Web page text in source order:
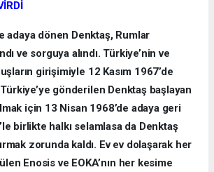
adaya dönen Denktaş, Rumlar
ve sorguya alındı. Türkiye’nin ve
girişimiyle 12 Kasım 1967’de
Türkiye’ye gönderilen Denktaş başlayan
için 13 Nisan 1968’de adaya geri
birlikte halkı selamlasa da Denktaş
zorunda kaldı. Ev ev dolaşarak her
Enosis ve EOKA’nın her kesime